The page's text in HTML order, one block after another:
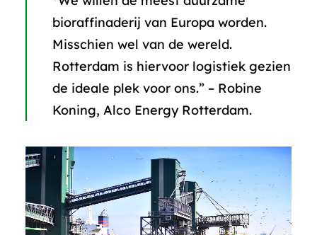
bioraffinaderij van Europa worden.
Misschien wel van de wereld.
Rotterdam is hiervoor logistiek gezien
de ideale plek voor ons.” – Robine
Koning, Alco Energy Rotterdam.